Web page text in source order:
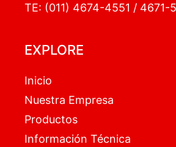
TE: (011) 4674-4551 / 4671-
EXPLORE
Inicio
Nuestra Empresa
Productos
Información Técnica